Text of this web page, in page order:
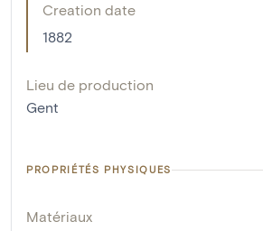
Creation date
1882
Lieu de production
Gent
PROPRIÉTÉS PHYSIQUES
Matériaux